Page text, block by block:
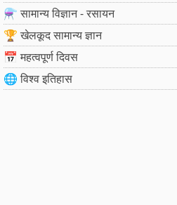
⚗️ सामान्य विज्ञान - रसायन
🏆 खेलकूद सामान्य ज्ञान
📅 महत्वपूर्ण दिवस
🌐 विश्व इतिहास